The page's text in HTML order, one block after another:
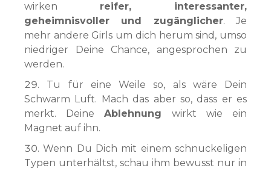
wirken reifer, interessanter,
geheimnisvoller und zugänglicher. Je
mehr andere Girls um dich herum sind, umso
niedriger Deine Chance, angesprochen zu
werden.
Tu für eine Weile so, als wäre Dein
Schwarm Luft. Mach das aber so, dass er es
merkt. DeineAblehnung wirkt wie ein
Magnet auf ihn.
Wenn Du Dich mit einem schnuckeligen
Typen unterhältst, schau ihm bewusst nur in